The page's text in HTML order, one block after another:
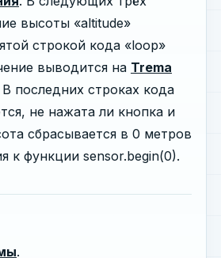
высоты «altitude»
строкой кода «loop»
выводится на Trema
В последних строках кода
не нажата ли кнопка и
сбрасывается в 0 метров
к функции sensor.begin(0).
.